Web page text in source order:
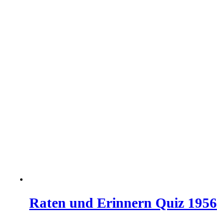
Raten und Erinnern Quiz 1956